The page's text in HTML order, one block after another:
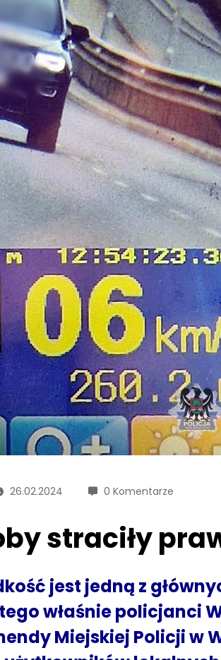
26.02.2024 0 Komentarze
straciły
jest jedną z
właśnie policjanci
Miejskiej Policji w